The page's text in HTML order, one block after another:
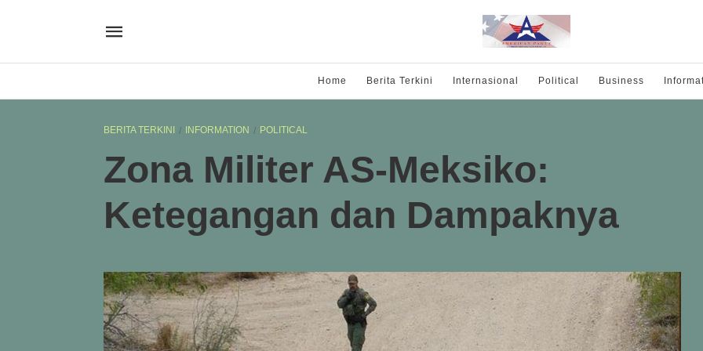
Home Berita Terkini Internasional Political Business
BERITA TERKINI INFORMATION POLITICAL
Zona Militer AS-Meksiko:
Ketegangan dan Dampaknya